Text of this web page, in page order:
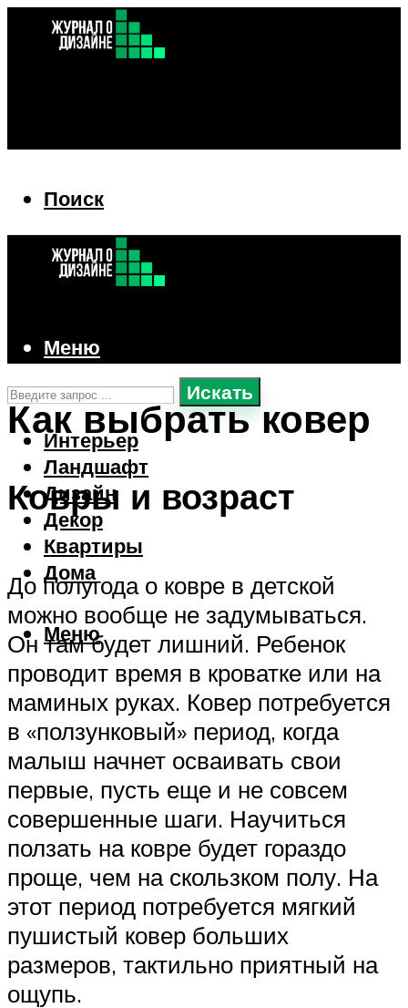
Поиск
Искать
Интерьер
Ландшафт
Дизайн
Декор
Квартиры
Дома
Меню
Меню
Как выбрать ковер
Ковры и возраст
До полугода о ковре в детской
можно вообще не задумываться.
Он там будет лишний. Ребенок
проводит время в кроватке или на
маминых руках. Ковер потребуется
в «ползунковый» период, когда
малыш начнет осваивать свои
первые, пусть еще и не совсем
совершенные шаги. Научиться
ползать на ковре будет гораздо
проще, чем на скользком полу. На
этот период потребуется мягкий
пушистый ковер больших
размеров, тактильно приятный на
ощупь.